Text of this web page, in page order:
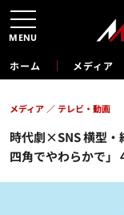
ホーム メディア
時代劇×SNS 横型・
四角でやわらかで」
メディア テレビ・動画
MENU